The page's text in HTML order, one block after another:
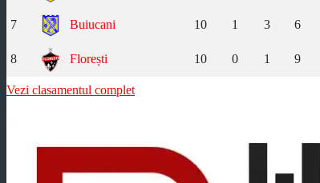
7 Buiucani 10 1 3 6
8 Florești 10 0 1 9
Vezi clasamentul complet